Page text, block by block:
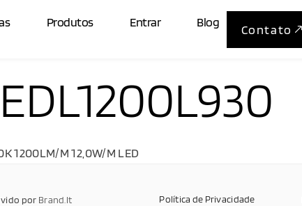
Produtos Entrar Blog
Contato
1200LM/M 12,0W/M LED
por Brand.It Política de Privacidade